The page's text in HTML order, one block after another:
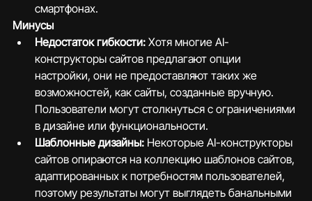
смартфонах.
Минусы
Недостаток гибкости: Хотя многие AI-
конструкторы сайтов предлагают опции
настройки, они не предоставляют таких же
возможностей, как сайты, созданные вручную.
Пользователи могут столкнуться с ограничениями
в дизайне или функциональности.
Шаблонные дизайны: Некоторые AI-конструкторы
сайтов опираются на коллекцию шаблонов сайтов,
адаптированных к потребностям пользователей,
поэтому результаты могут выглядеть банальными